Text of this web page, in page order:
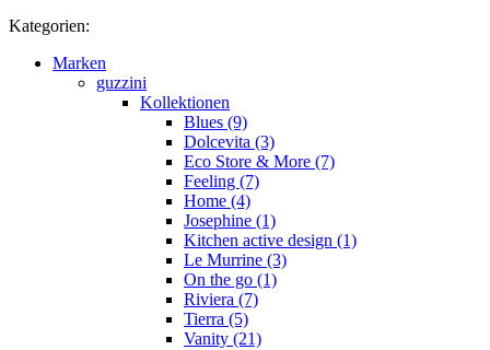
Kategorien:
Marken
guzzini
Kollektionen
Blues (9)
Dolcevita (3)
Eco Store & More (7)
Feeling (7)
Home (4)
Josephine (1)
Kitchen active design (1)
Le Murrine (3)
On the go (1)
Riviera (7)
Tierra (5)
Vanity (21)